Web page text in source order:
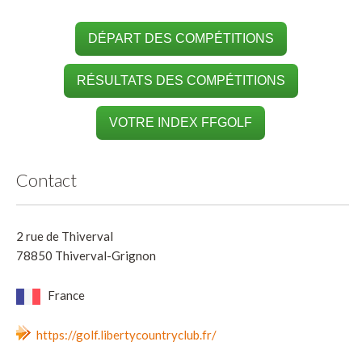
DÉPART DES COMPÉTITIONS
RÉSULTATS DES COMPÉTITIONS
VOTRE INDEX FFGOLF
Contact
2 rue de Thiverval
78850 Thiverval-Grignon
France
https://golf.libertycountryclub.fr/